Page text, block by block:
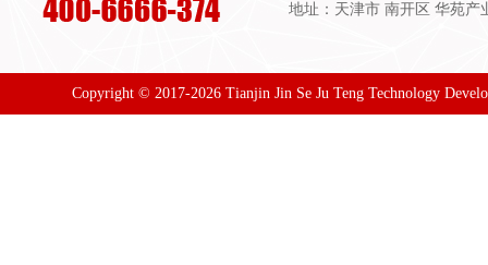
地址：天津市 南开区 华苑产
Copyright © 2017-2026 Tianjin Jin Se Ju Teng Technology